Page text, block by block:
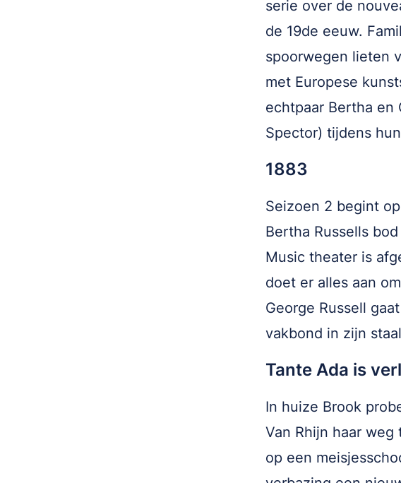
serie over de
de 19de eeuw.
spoorwegen lieten
met Europese
echtpaar Bertha en
Spector) tijdens
1883
Seizoen 2 begint
Bertha Russells
Music theater is
doet er alles aan
George Russell
vakbond in zijn
Tante Ada is
In huize Brook
Van Rhijn haar
op een